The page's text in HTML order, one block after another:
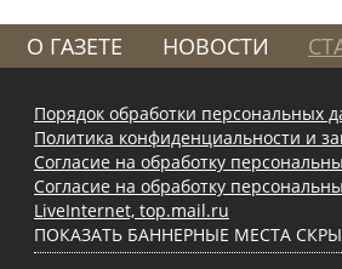
О ГАЗЕТЕ НОВОСТИ
Порядок обработки персональных
Политика конфиденциальности и
Согласие на обработку
Согласие на обработку
LiveInternet, top.mail.ru
ПОКАЗАТЬ БАННЕРНЫЕ МЕСТА